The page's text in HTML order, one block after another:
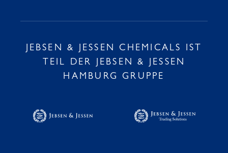
JEBSEN & JESSEN CHEMICALS IST
TEIL DER JEBSEN & JESSEN
HAMBURG GRUPPE